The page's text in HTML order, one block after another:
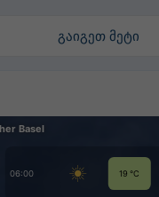
გაიგეთ მეტი